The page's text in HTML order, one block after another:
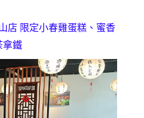
店 限定小春雞蛋糕、蜜香
拿鐵